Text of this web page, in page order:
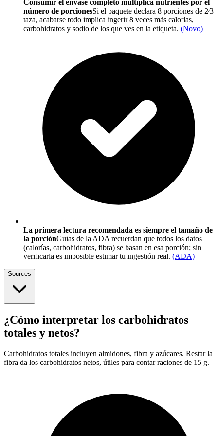
Consumir el envase completo multiplica nutrientes por el
número de porcionesSi el paquete declara 8 porciones de 2⁄3
taza, acabarse todo implica ingerir 8 veces más calorías,
carbohidratos y sodio de los que ves en la etiqueta. (Novo)
La primera lectura recomendada es siempre el tamaño de
la porciónGuías de la ADA recuerdan que todos los datos
(calorías, carbohidratos, fibra) se basan en esa porción; sin
verificarla es imposible estimar tu ingestión real. (ADA)
Sources
¿Cómo interpretar los carbohidratos
totales y netos?
Carbohidratos totales incluyen almidones, fibra y azúcares. Restar la
fibra da los carbohidratos netos, útiles para contar raciones de 15 g.